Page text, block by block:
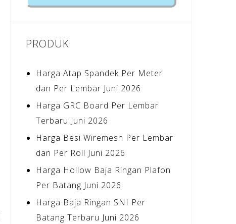
PRODUK
Harga Atap Spandek Per Meter
dan Per Lembar Juni 2026
Harga GRC Board Per Lembar
Terbaru Juni 2026
Harga Besi Wiremesh Per Lembar
dan Per Roll Juni 2026
Harga Hollow Baja Ringan Plafon
Per Batang Juni 2026
Harga Baja Ringan SNI Per
Batang Terbaru Juni 2026